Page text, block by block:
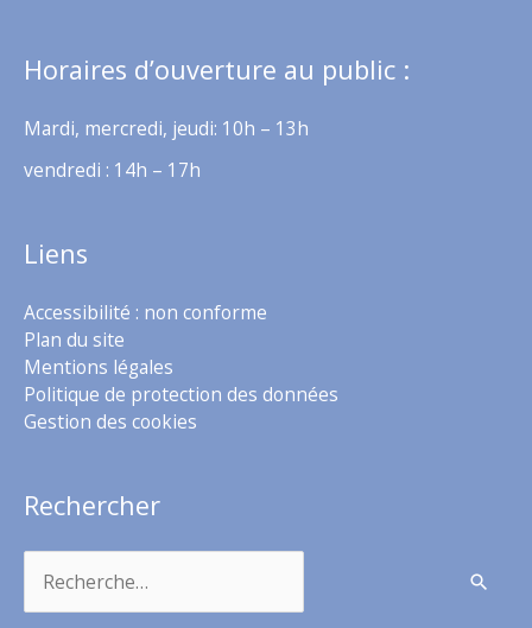
Horaires d’ouverture au public :
Mardi, mercredi, jeudi: 10h – 13h
vendredi : 14h – 17h
Liens
Accessibilité : non conforme
Plan du site
Mentions légales
Politique de protection des données
Gestion des cookies
Rechercher